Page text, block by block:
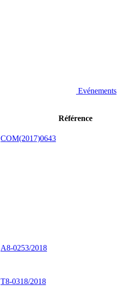
Evénements
Référence
COM(2017)0643
A8-0253/2018
T8-0318/2018